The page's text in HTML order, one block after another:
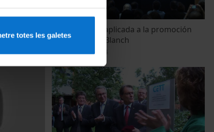
totes les galetes
Jornada
CETT
La innovación aplicada a la promoción
turística. Jordi Blanch
3 setembre, 2014